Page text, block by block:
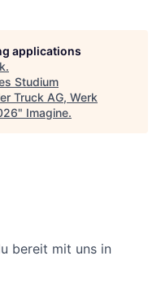
applications
.
Studium
Truck AG, Werk
" Imagine.
bereit mit uns in